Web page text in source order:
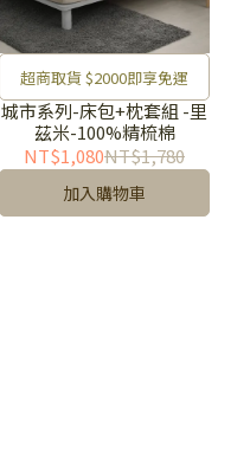
超商取貨 $2000即享免運
城市系列-床包+枕套組 -里
茲米-100%精梳棉
NT$1,080NT$1,780
加入購物車